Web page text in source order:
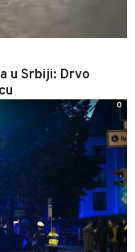
u Srbiji: Drvo
0